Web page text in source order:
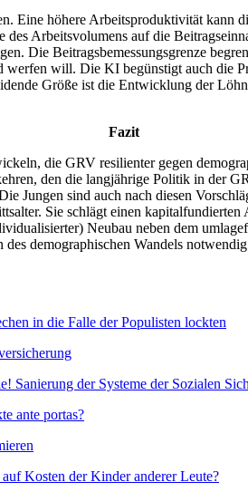
Eine höhere Arbeitsproduktivität kann
Arbeitsvolumens auf die
Die Beitragsbemessungsgrenze
will. Die KI begünstigt auch die
Größe ist die Entwicklung der
Fazit
die GRV resilienter gegen
den die langjährige Politik in der
Jungen sind auch nach diesen
Sie schlägt einen
Neubau neben dem
demographischen Wandels
in die Falle der Populisten lockten
Sanierung der Systeme der Sozialen
ante portas?
Kosten der Kinder anderer Leute?